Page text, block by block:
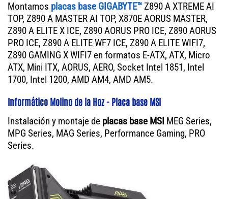
Montamos placas base GIGABYTE™Z890 A XTREME AI
TOP, Z890 A MASTER AI TOP, X870E AORUS MASTER,
Z890 A ELITE X ICE, Z890 AORUS PRO ICE, Z890 AORUS
PRO ICE, Z890 A ELITE WF7 ICE, Z890 A ELITE WIFI7,
Z890 GAMING X WIFI7 en formatos E-ATX, ATX, Micro
ATX, Mini ITX, AORUS, AERO, Socket Intel 1851, Intel
1700, Intel 1200, AMD AM4, AMD AM5.
Informático Molino de la Hoz - Placa base MSI
Instalación y montaje de placas base MSI MEG Series,
MPG Series, MAG Series, Performance Gaming, PRO
Series.